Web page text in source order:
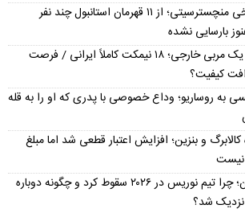
فروپاشی ترکیب تاریخی منچسترسیتی؛ از ۱۱ قهرمان استانبول چند نفر
بارسایی نشده
لیگ برتر بدون حتی یک مربی خارجی؛ ۱۸ نیمکت کاملاً ایرانی / فرصت
کیفیت؟
به روساریو؛ وداع خصوصی با پدری که او را به قله
و بنزین؛ افزایش اعتبار قطعی شد اما مبلغ
بهای قهرمانی مک‌لارن؛ چرا تیم نوریس در ۲۰۲۶ سقوط کرد و چگونه دوباره
شد؟